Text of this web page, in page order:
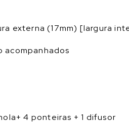
externa (17mm) [largura
acompanhados
4 ponteiras + 1 difusor